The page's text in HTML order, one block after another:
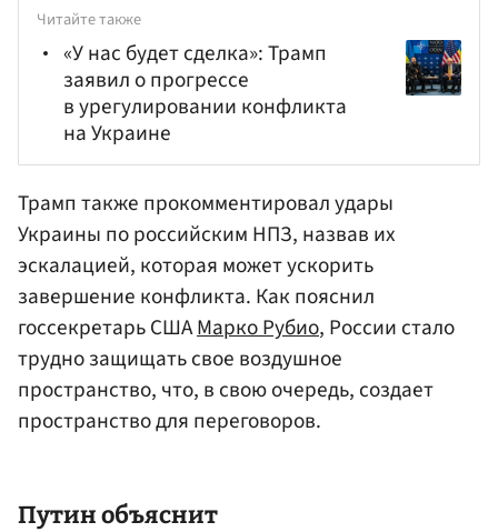
Читайте также
«У нас будет сделка»: Трамп
заявил о прогрессе
в урегулировании конфликта
на Украине
Трамп также прокомментировал удары
Украины по российским НПЗ, назвав их
эскалацией, которая может ускорить
завершение конфликта. Как пояснил
госсекретарь СШАМарко Рубио, России стало
трудно защищать свое воздушное
пространство, что, в свою очередь, создает
пространство для переговоров.
Путинобъяснит